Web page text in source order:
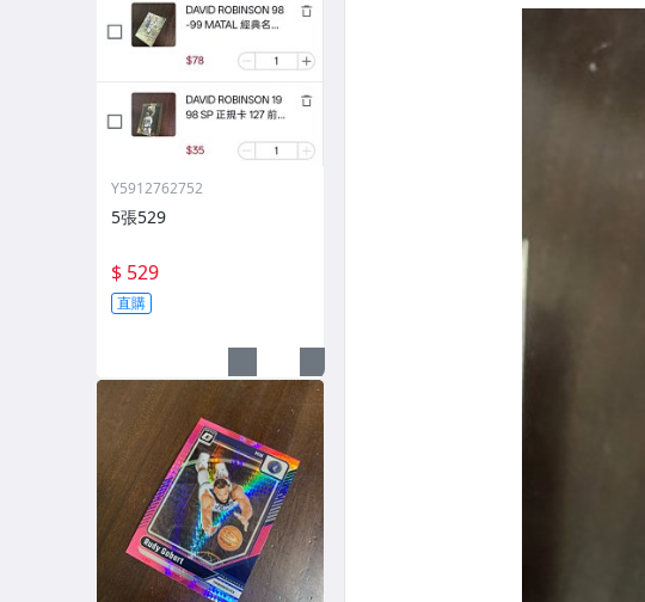
Y5912762752
5張529
$ 529
直購